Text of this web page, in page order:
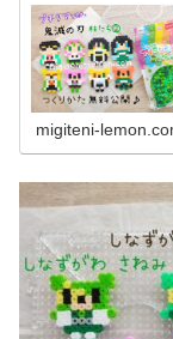
migiteni-